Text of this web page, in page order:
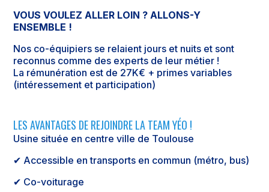
VOUS VOULEZ ALLER LOIN ? ALLONS-Y
ENSEMBLE !
Nos co-équipiers se relaient jours et nuits et sont
reconnus comme des experts de leur métier !
La rémunération est de 27K€ + primes variables
(intéressement et participation)
LES AVANTAGES DE REJOINDRE LA TEAM YÉO !
Usine située en centre ville de Toulouse
✔ Accessible en transports en commun (métro, bus)
✔ Co-voiturage